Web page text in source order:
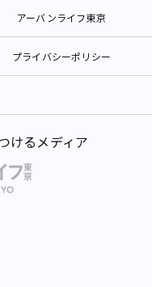
アーバンライフ東京
プライバシーポリシー
けるメディア